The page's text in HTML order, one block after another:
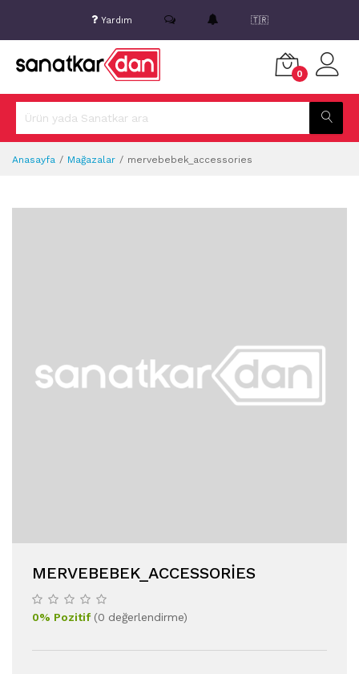
Yardım 🇹🇷
0
Anasayfa Mağazalar mervebebek_accessories
MERVEBEBEK_ACCESSORIES
0% Pozitif(0 değerlendirme)